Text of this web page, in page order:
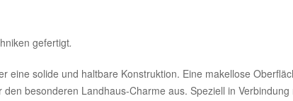
gefertigt.
eine solide und haltbare Konstruktion. Eine makellose
besonderen Landhaus-Charme aus. Speziell in Verbindung